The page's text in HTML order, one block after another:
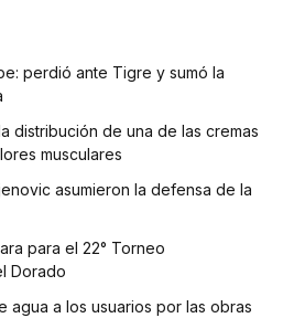
perdió ante Tigre y sumó la
distribución de una de las cremas
musculares
asumieron la defensa de la
para el 22° Torneo
Dorado
agua a los usuarios por las obras